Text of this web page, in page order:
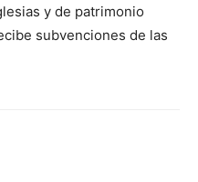
y de patrimonio
subvenciones de las